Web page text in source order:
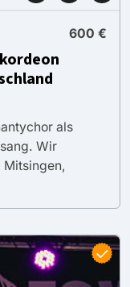
600 €
als
Wir
Mitsingen,